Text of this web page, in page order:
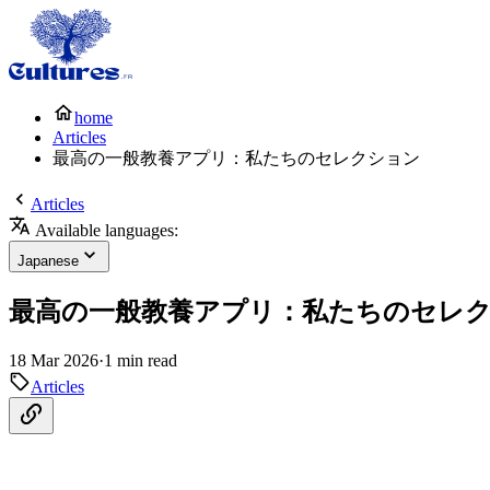
home
Articles
最高の一般教養アプリ：私たちのセレクション
Articles
Available languages:
Japanese
最高の一般教養アプリ：私たちのセレ
18 Mar 2026·1 min read
Articles